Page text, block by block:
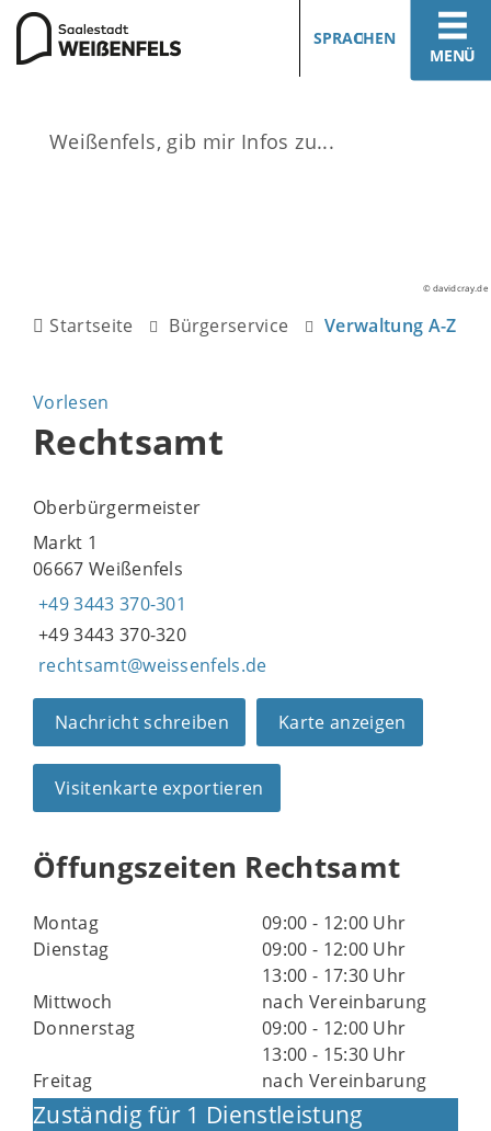
MENÜ
SPRACHEN
© davidcray.de
Startseite Bürgerservice Verwaltung A-Z
Vorlesen
Rechtsamt
Oberbürgermeister
Markt 1
06667 Weißenfels
+49 3443 370-301
+49 3443 370-320
rechtsamt@weissenfels.de
Nachricht schreiben Karte anzeigen
Visitenkarte exportieren
Öffungszeiten Rechtsamt
Montag
09:00 - 12:00 Uhr
Dienstag
09:00 - 12:00 Uhr
13:00 - 17:30 Uhr
Mittwoch
nach Vereinbarung
Donnerstag
09:00 - 12:00 Uhr
13:00 - 15:30 Uhr
Freitag
nach Vereinbarung
Zuständig für 1 Dienstleistung